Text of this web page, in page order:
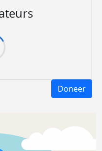
Doneer